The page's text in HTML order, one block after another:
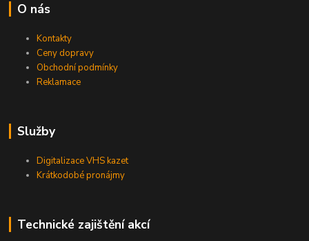
O nás
Kontakty
Ceny dopravy
Obchodní podmínky
Reklamace
Služby
Digitalizace VHS kazet
Krátkodobé pronájmy
Technické zajištění akcí